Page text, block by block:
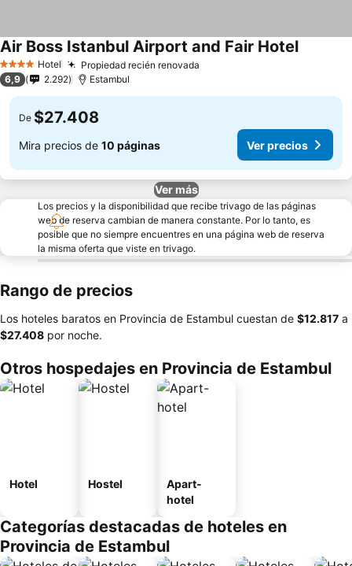
4 EstrellasHotel Propiedad recién renovada
Air Boss Istanbul Airport and Fair Hotel
6,9 2.292 Estambul
De $27.408
Mira precios de 10 páginas Ver precios
Ver más
Los precios y la disponibilidad que recibe trivago de las páginas
web de reserva cambian de manera constante. Por lo tanto, es
posible que no siempre encuentres en una página web de reserva
la misma oferta que viste en trivago.
Rango de precios
Los hoteles baratos en Provincia de Estambul cuestan de ‎$12.817 a
‎$27.408 por noche.
Otros hospedajes en Provincia de Estambul
Hotel Hostel
Apart-
hotel
Categorías destacadas de hoteles en
Provincia de Estambul